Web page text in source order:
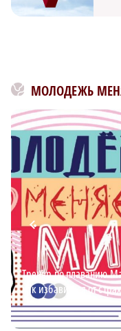
МОЛОДЕЖЬ
Тренер по плаванию
как избавиться от